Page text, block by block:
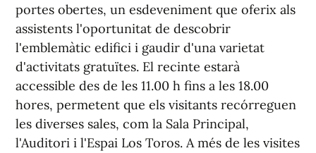
portes obertes, un esdeveniment que oferix als
assistents l'oportunitat de descobrir
l'emblemàtic edifici i gaudir d'una varietat
d'activitats gratuïtes. El recinte estarà
accessible des de les 11.00 h fins a les 18.00
hores, permetent que els visitants recórreguen
les diverses sales, com la Sala Principal,
l'Auditori i l'Espai Los Toros. A més de les visites